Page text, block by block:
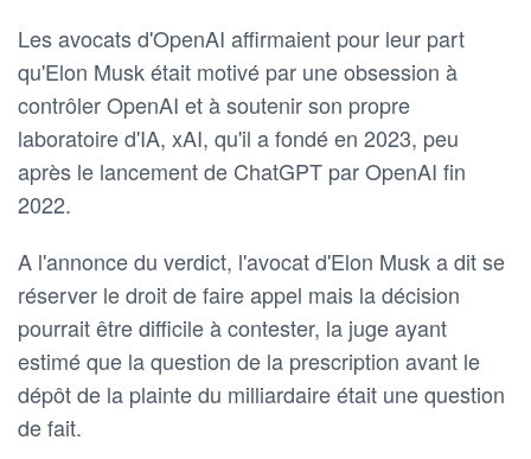
Les avocats d'OpenAI affirmaient pour leur part
qu'Elon Musk était motivé ⁠par une obsession à
contrôler OpenAI et à soutenir son propre
laboratoire d'IA, xAI, qu'il a fondé ‌en 2023, peu
après le lancement de ChatGPT par OpenAI fin
2022.
A l'annonce du verdict, ⁠l'avocat d'Elon Musk a dit se
réserver le droit de faire appel mais ⁠la décision
pourrait être difficile ‌à contester, la juge ayant
estimé que la question de la prescription avant le
dépôt de la plainte ​du milliardaire était une question
de fait.